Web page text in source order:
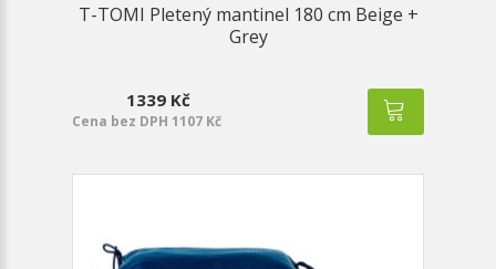
T-TOMI Pletený mantinel 180 cm Beige +
Grey
1339 Kč
Cena bez DPH 1107 Kč